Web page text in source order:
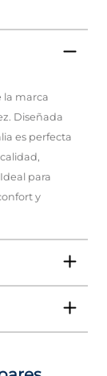
la marca
Diseñada
es perfecta
para
y